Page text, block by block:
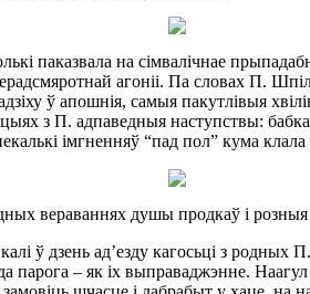
паказвала на сімвалічнае
агоніі. Па словах П.
ў апошнія, самыя пакутлівыя
з П. адпаведныя наступствы:
імгненняў “пад пол” кума клала
вераваннях душы продкаў і
ў дзень ад’езду кагосьці з
– як іх выправаджэнне. Наагул